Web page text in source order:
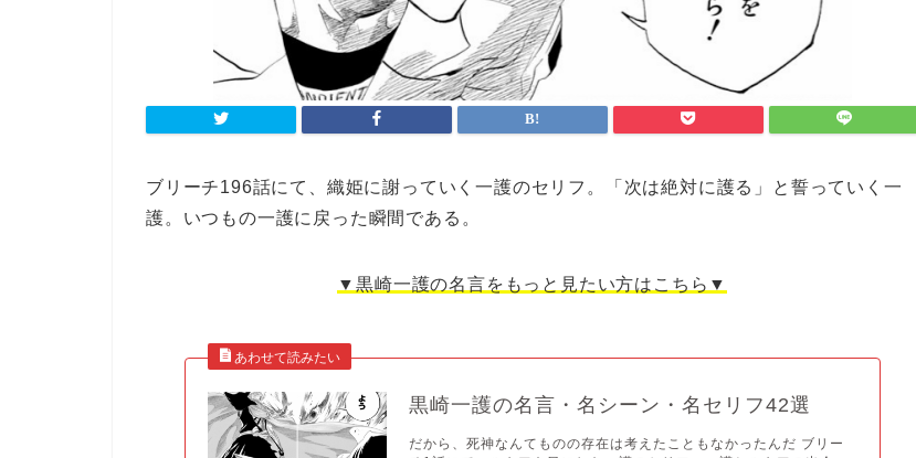
ブリーチ196話にて、織姫に謝っていく一護のセリフ。「次は絶対に護る」と誓っていく一
護。いつもの一護に戻った瞬間である。
▼黒崎一護の名言をもっと見たい方はこちら▼
黒崎一護の名言・名シーン・名セリフ42選
だから、死神なんてものの存在は考えたこともなかったんだ ブリー